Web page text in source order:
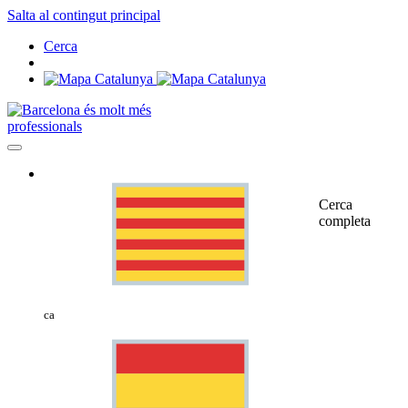
Salta al contingut principal
Cerca
professionals
ca
Cerca
completa